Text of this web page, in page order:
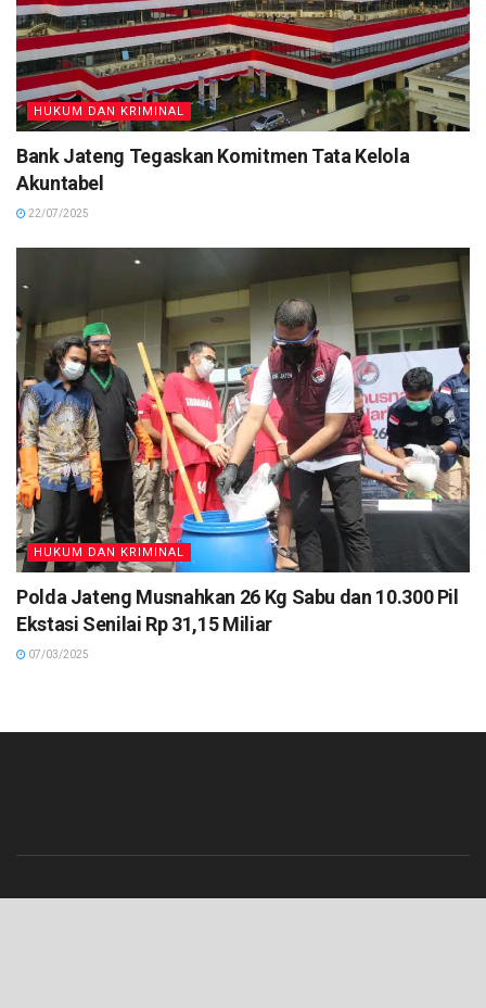
HUKUM DAN KRIMINAL
Bank Jateng Tegaskan Komitmen Tata Kelola
Akuntabel
22/07/2025
HUKUM DAN KRIMINAL
Polda Jateng Musnahkan 26 Kg Sabu dan 10.300 Pil
Ekstasi Senilai Rp 31,15 Miliar
07/03/2025